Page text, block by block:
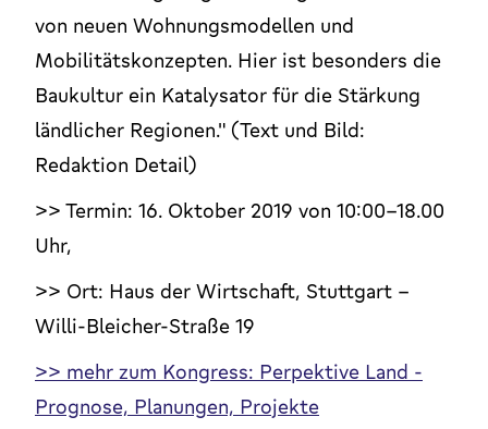
von neuen Wohnungsmodellen und
Mobilitätskonzepten. Hier ist besonders die
Baukultur ein Katalysator für die Stärkung
ländlicher Regionen." (Text und Bild:
Redaktion Detail)
>> Termin: 16. Oktober 2019 von 10:00-18.00
Uhr,
>> Ort: Haus der Wirtschaft, Stuttgart -
Willi-Bleicher-Straße 19
>> mehr zum Kongress: Perpektive Land -
Prognose, Planungen, Projekte